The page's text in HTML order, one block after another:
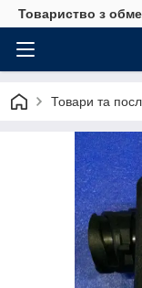
Товариство з
Товари та